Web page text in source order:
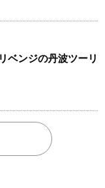
ベンジの丹波ツーリ